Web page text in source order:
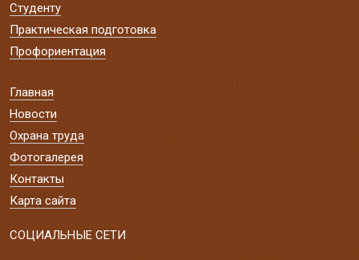
Студенту
Практическая подготовка
Профориентация
Главная
Новости
Охрана труда
Фотогалерея
Контакты
Карта сайта
СОЦИАЛЬНЫЕ СЕТИ